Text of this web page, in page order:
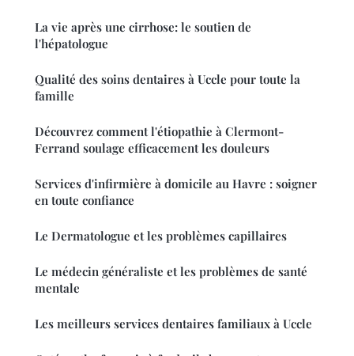
La vie après une cirrhose: le soutien de
l'hépatologue
Qualité des soins dentaires à Uccle pour toute la
famille
Découvrez comment l'étiopathie à Clermont-
Ferrand soulage efficacement les douleurs
Services d'infirmière à domicile au Havre : soigner
en toute confiance
Le Dermatologue et les problèmes capillaires
Le médecin généraliste et les problèmes de santé
mentale
Les meilleurs services dentaires familiaux à Uccle